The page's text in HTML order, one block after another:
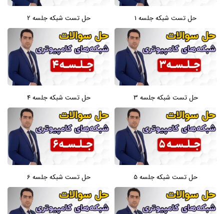
حل تست شبکه جلسه 1 حل تست شبکه جلسه 2
حل تست شبکه جلسه 3 حل تست شبکه جلسه 4
حل تست شبکه جلسه 5 حل تست شبکه جلسه 6